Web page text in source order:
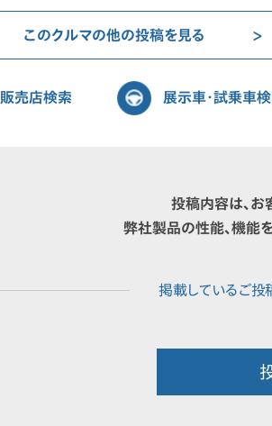
このクルマの他の投稿を見る
販売店検索 展示車・試乗車
投稿内容は、お
弊社製品の性能、機能